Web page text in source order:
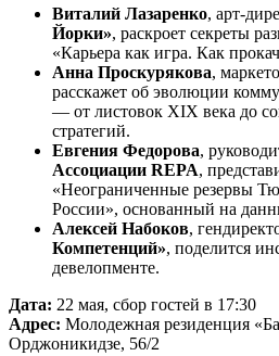
Виталий Лазаренко, арт-
Йорки», раскроет секреты
«Карьера как игра. Как
Анна Проскурякова,
расскажет об эволюции
— от листовок XIX века до
стратегий.
Евгения Федорова,
Ассоциации REPA,
«Неограниченные резервы
России», основанный на
Алексей Набоков,
Компетенций», поделится
девелопменте.
Дата: 22 мая, сбор гостей в 17:30
Адрес: Молодежная резиденция
Орджоникидзе, 56/2